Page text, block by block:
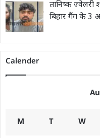
तानिष्क
बिहार गैंग के 3
Calender
M T W